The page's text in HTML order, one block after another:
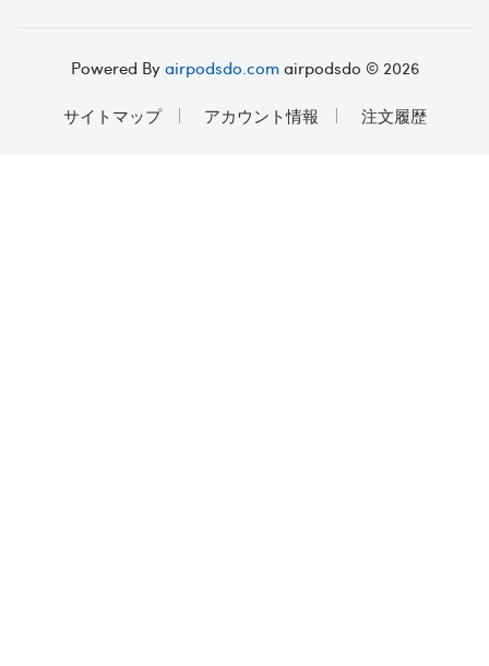
Powered Byairpodsdo.comairpodsdo © 2026
サイトマップ
アカウント情報 注文履歴